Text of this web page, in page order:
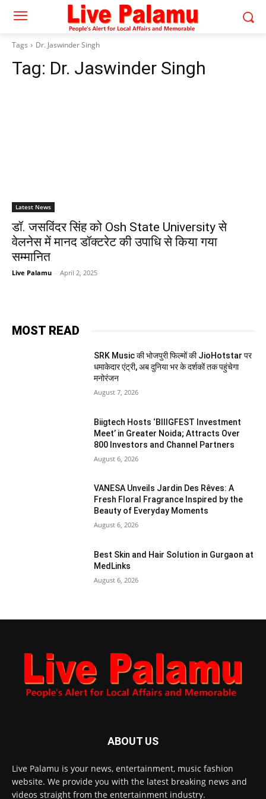
Tags Dr. Jaswinder Singh
Tag: Dr. Jaswinder Singh
Latest News
डॉ. जसविंदर सिंह को Osh State University से
वेलनेस में मानद डॉक्टरेट की उपाधि से किया गया
सम्मानित
Live Palamu - April 2, 2025
MOST READ
SRK Music की भोजपुरी फिल्मों की JioHotstar पर
धमाकेदार एंट्री, अब दुनिया भर के दर्शकों तक पहुंचेगा
मनोरंजन
August 7, 2026
Biigtech Hosts ‘BIIIGFEST Investment
Meet’ in Greater Noida; Attracts Over
800 Investors and Channel Partners
August 6, 2026
VANESA Unveils Jardin Des Rêves: A
Fresh Floral Fragrance Inspired by the
Beauty of Everyday Moments
August 6, 2026
Best Skin and Hair Solution in Gurgaon at
MedLinks
August 6, 2026
ABOUT US
Live Palamu is your news, entertainment, music fashion
website. We provide you with the latest breaking news and
videos straight from the entertainment industry.